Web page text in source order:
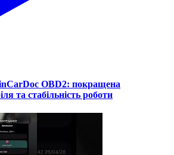
OBD2: покращена
та стабільність роботи